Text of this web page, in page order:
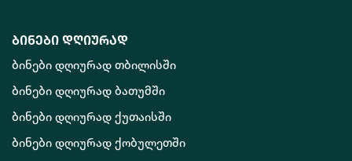
ბინები დღიურად
ბინები დღიურად თბილისში
ბინები დღიურად ბათუმში
ბინები დღიურად ქუთაისში
ბინები დღიურად ქობულეთში